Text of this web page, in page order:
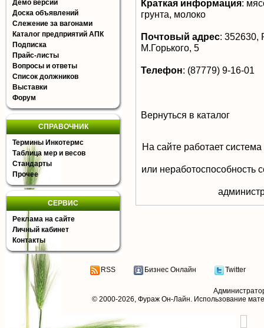
Демо версии
Доска объявлений
Слежение за вагонами
Каталог предприятий АПК
Подписка
Прайс-листы
Вопросы и ответы
Список должников
Выставки
Форум
СПРАВОЧНИК
Термины Инкотермс
Таблица мер и весов
Стандарты
Прочее
СЕРВИС
Реклама на сайте
Личный кабинет
Контакты
Краткая информация:
грунта, молоко
Почтовый адрес: 352630,
М.Горького, 5
Телефон: (87779) 9-16-01
Вернуться в каталог
На сайте работает
или неработоспособность
RSS Бизнес Онлайн Twitter
© 2000-2026, Фураж Он-Лайн. Использование